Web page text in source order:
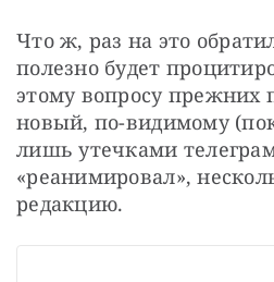
Что ж, раз на это
полезно будет
этому вопросу прежних
новый, по-видимому
лишь утечками
«реанимировал»,
редакцию.